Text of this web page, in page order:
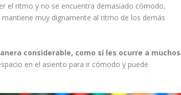
el ritmo y no se encuentra demasiado cómodo,
muy dignamente al ritmo de los demás
considerable, como sí les ocurre a muchos
en el asiento para ir cómodo y puede